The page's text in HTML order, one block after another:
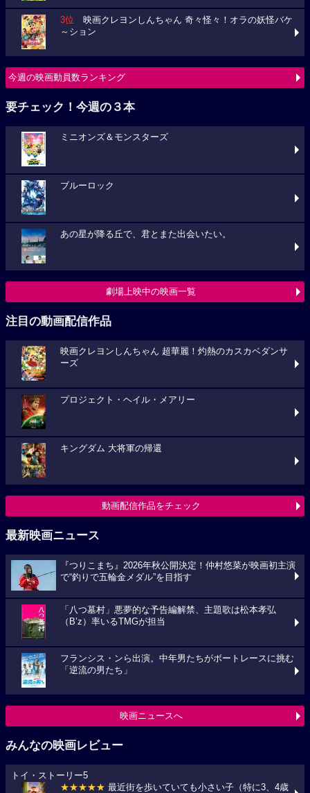
3位 映画クレヨンしんちゃん 奇々怪々！オラの妖怪バケ
～ション
今週の映画動員数ランキング
要チェック！今週の３本
ミニオンズ＆モンスターズ
ブルーロック
あの星が降る丘で、君とまた出会いたい。
劇場上映中の映画一覧
注目の動画配信作品
映画クレヨンしんちゃん 超華麗！灼熱のカスカベダンサ
ーズ
プロジェクト・ヘイル・メアリー
キングダム 大将軍の帰還
動画配信作品をチェック
最新映画ニュース
『つりこまち』2026年秋公開決定！仲村悠菜が映画初主演
で“釣りで五輪金メダル”を目指す
「八つ墓村」悪夢的な予告編解禁、主題歌は松本孝弘
（B’z）率いるTMGが担当
フランシス・ンら出演。中年男たちがボートレースに挑む
「逆流の男たち」
映画ニュースへ
みんなの映画レビュー
トイ・ストーリー5
★★★★★ 最近街を歩いていても小さい子（特に3、4歳